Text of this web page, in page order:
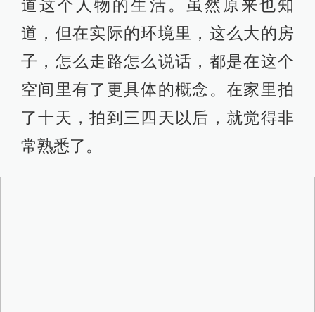
道这个人物的生活。虽然原来也知
道，但在实际的环境里，这么大的房
子，怎么走路怎么说话，都是在这个
空间里有了更具体的概念。在家里拍
了十天，拍到三四天以后，就觉得非
常熟悉了。